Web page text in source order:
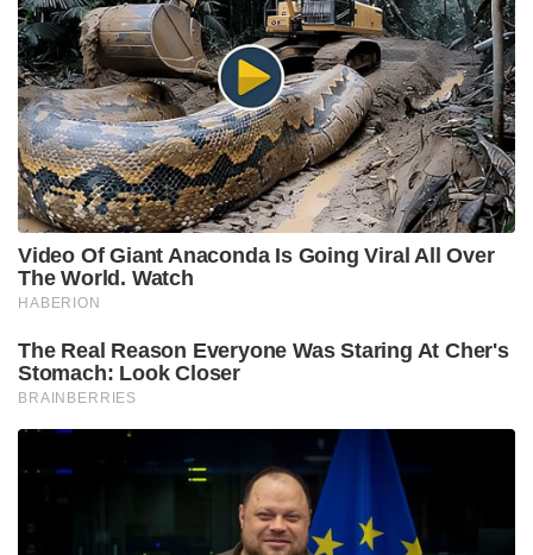
Video Of Giant Anaconda Is Going Viral All Over
The World. Watch
HABERION
The Real Reason Everyone Was Staring At Cher's
Stomach: Look Closer
BRAINBERRIES